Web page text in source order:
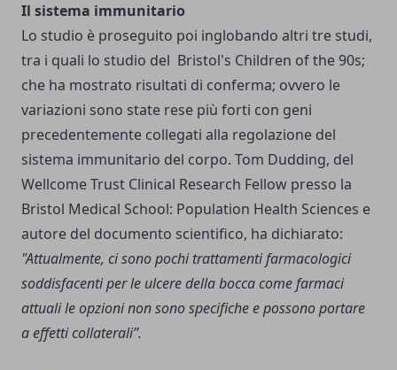
Il sistema immunitario
Lo studio è proseguito poi inglobando altri tre studi,
tra i quali lo studio del Bristol's Children of the 90s;
che ha mostrato risultati di conferma; ovvero le
variazioni sono state rese più forti con geni
precedentemente collegati alla regolazione del
sistema immunitario del corpo. Tom Dudding, del
Wellcome Trust Clinical Research Fellow presso la
Bristol Medical School: Population Health Sciences e
autore del documento scientifico, ha dichiarato:
"Attualmente, ci sono pochi trattamenti farmacologici
soddisfacenti per le ulcere della bocca come farmaci
attuali le opzioni non sono specifiche e possono portare
a effetti collaterali”.